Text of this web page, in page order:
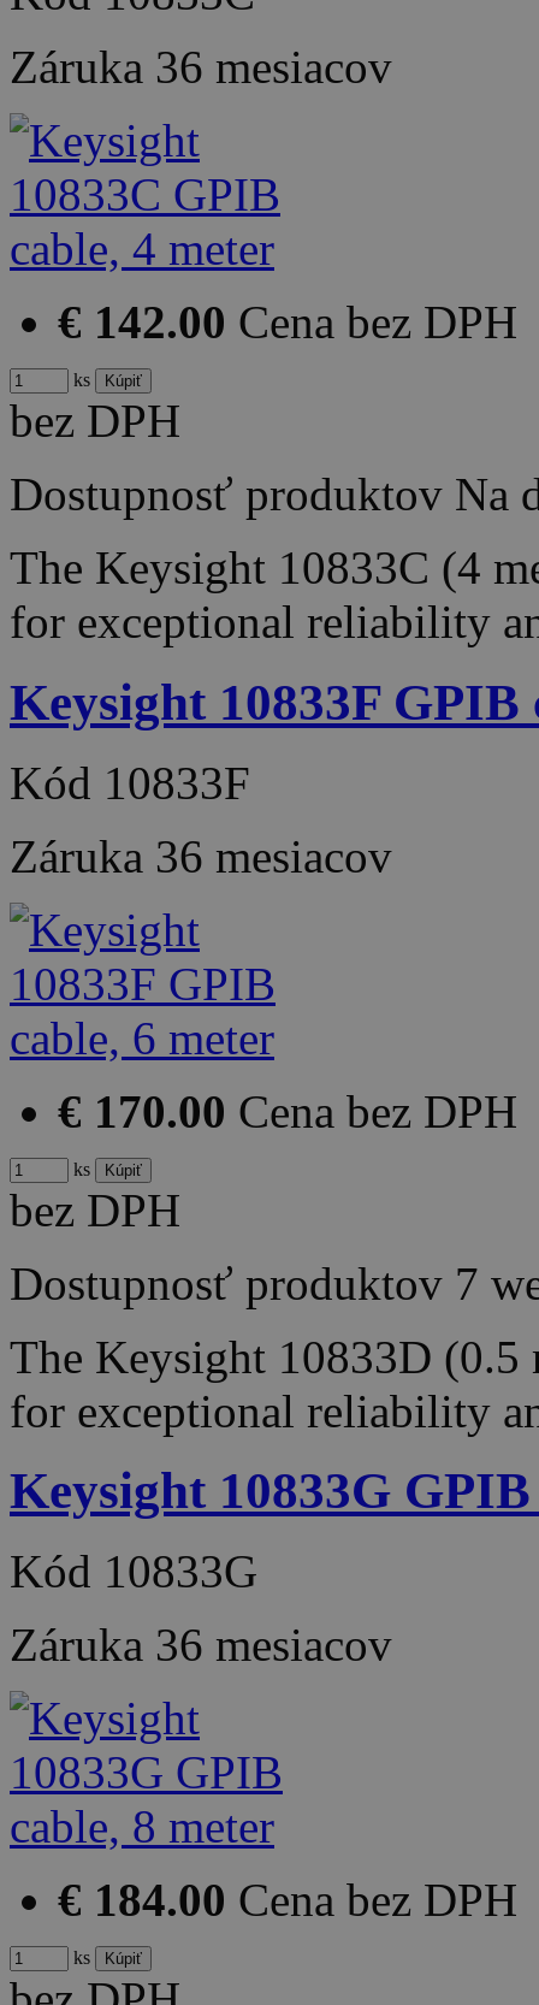
Záruka 36 mesiacov
€ 142.00 Cena bez DPH
ks
bez DPH
Dostupnosť produktov Na
The Keysight 10833C (4
for exceptional reliability
Keysight 10833F GPIB
Kód 10833F
Záruka 36 mesiacov
€ 170.00 Cena bez DPH
ks
bez DPH
Dostupnosť produktov 7
The Keysight 10833D (0.5
for exceptional reliability
Keysight 10833G
Kód 10833G
Záruka 36 mesiacov
€ 184.00 Cena bez DPH
ks